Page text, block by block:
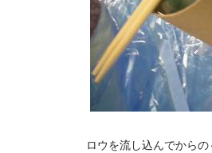
ロウを流し込んでから